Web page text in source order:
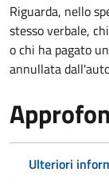
Riguarda, nello
stesso verbale,
o chi ha pagato
annullata
Ulteriori